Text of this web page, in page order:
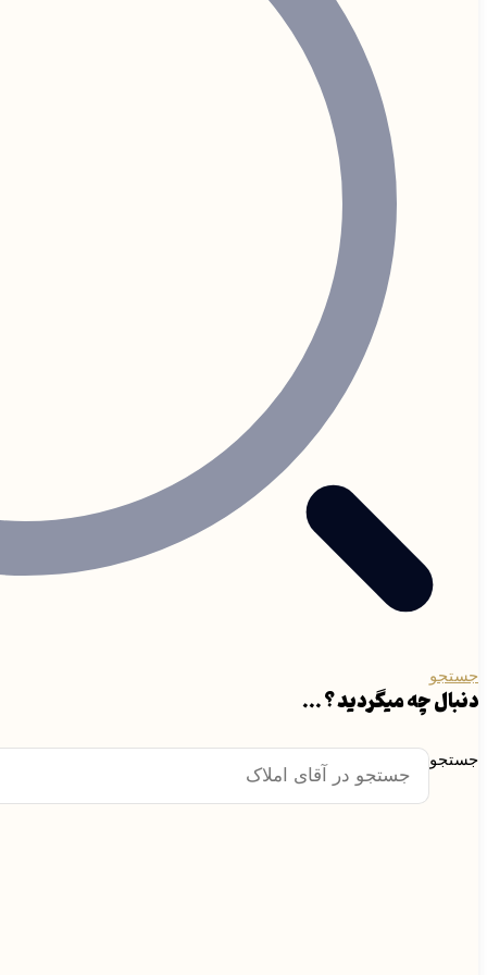
جستجو
دنبال چه میگردید ؟ ...
جستجو